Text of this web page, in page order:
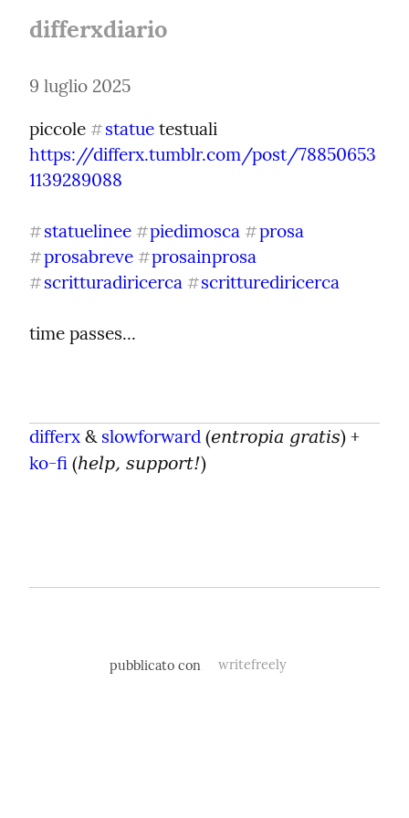
differxdiario
9 luglio 2025
piccole #statue
https://differx.tumblr.com/post/78850653
1139289088
#statuelinee #piedimosca #prosa
#prosabreve #prosainprosa
#scritturadiricerca #scritturediricerca
time passes...
differx & slowforward (entropia gratis
ko-fi (help, support!)
pubblicato con writefreely